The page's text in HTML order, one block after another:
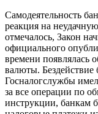
Самодеятельность
реакция на
отмечалось, Закон
официального
времени появлялась
валюты.
Госналогслужбы
за все операции по
инструкции, банкам